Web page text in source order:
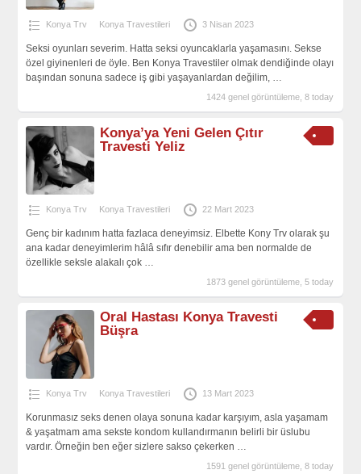
Konya Trv Konya Travestileri 3 Nisan 2023
Seksi oyunları severim. Hatta seksi oyuncaklarla yaşamasını. Sekse
özel giyinenleri de öyle. Ben Konya Travestiler olmak dendiğinde olayı
başından sonuna sadece iş gibi yaşayanlardan değilim, …
1424 genel görüntüleme, 8 today
Konya’ya Yeni Gelen Çıtır
Travesti Yeliz
Konya Trv Konya Travestileri 22 Mart 2023
Genç bir kadınım hatta fazlaca deneyimsiz. Elbette Kony Trv olarak şu
ana kadar deneyimlerim hâlâ sıfır denebilir ama ben normalde de
özellikle seksle alakalı çok
1873 genel görüntüleme, 5 today
Oral Hastası Konya Travesti
Büşra
Konya Trv Konya Travestileri 13 Mart 2023
Korunmasız seks denen olaya sonuna kadar karşıyım, asla yaşamam
& yaşatmam ama sekste kondom kullandırmanın belirli bir üslubu
vardır. Örneğin ben eğer sizlere sakso çekerken …
1591 genel görüntüleme, 8 today